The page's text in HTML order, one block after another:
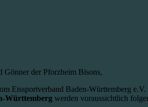
Gönner der Pforzheim Bisons,
Eissportverband Baden-Württemberg
Württemberg werden voraussichtlich